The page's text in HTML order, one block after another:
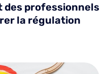
des professionnels
la régulation